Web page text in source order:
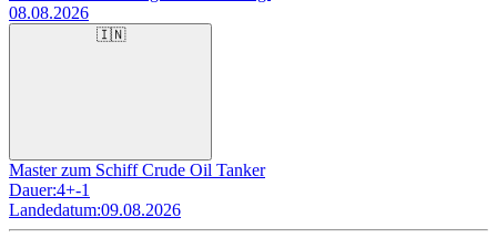
08.08.2026
🇮🇳
Master zum Schiff Crude Oil Tanker
Dauer:4+-1
Landedatum:09.08.2026